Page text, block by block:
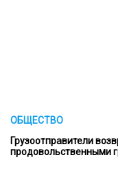
ОБЩЕСТВО
Грузоотправители
продовольственными